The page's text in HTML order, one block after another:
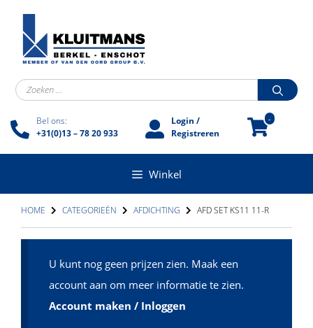
inhoud
Zoek
naar:
Bel ons:
+31(0)13 – 78 20 933
Login /
Registreren
-
Winkel
HOME CATEGORIEËN AFDICHTING AFD SET KS11 11-R
Account maken / Inloggen
U kunt nog geen prijzen zien. Maak een
account aan om meer informatie te zien.